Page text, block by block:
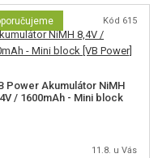
Kód 615
Power Akumulátor NiMH
/ 1600mAh - Mini block
11.8. u Vás